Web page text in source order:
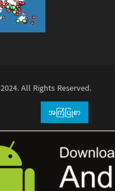
2024. All Rights Reserved.
အကြံပြုစာ